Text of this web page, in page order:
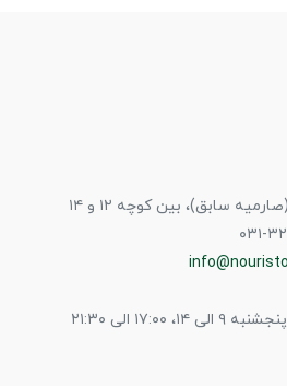
سابق)، بین کوچه ۱۲ و ۱۴
الی ۲۱:۳۰